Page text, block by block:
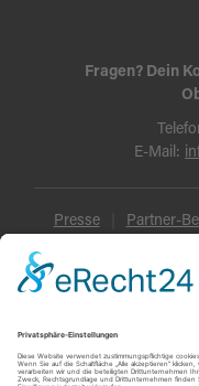
Fragen? Dein
E-Mail:
Presse Partner-
Datenschutz